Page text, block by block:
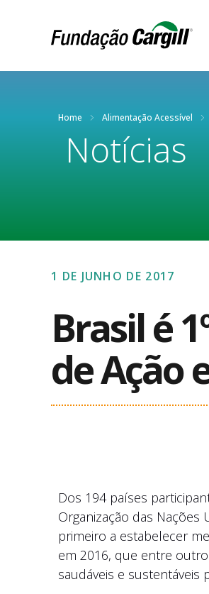
Home Alimentação Acessível
Notícias
1 DE JUNHO DE 2017
Brasil é
de Ação
Dos 194 países
Organização das Nações
primeiro a estabelecer
em 2016, que entre
saudáveis e sustentáveis